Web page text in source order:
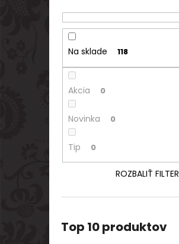
Na sklade 118
Akcia 0
Novinka 0
Tip 0
ROZBALIŤ FILTER
Top 10 produktov